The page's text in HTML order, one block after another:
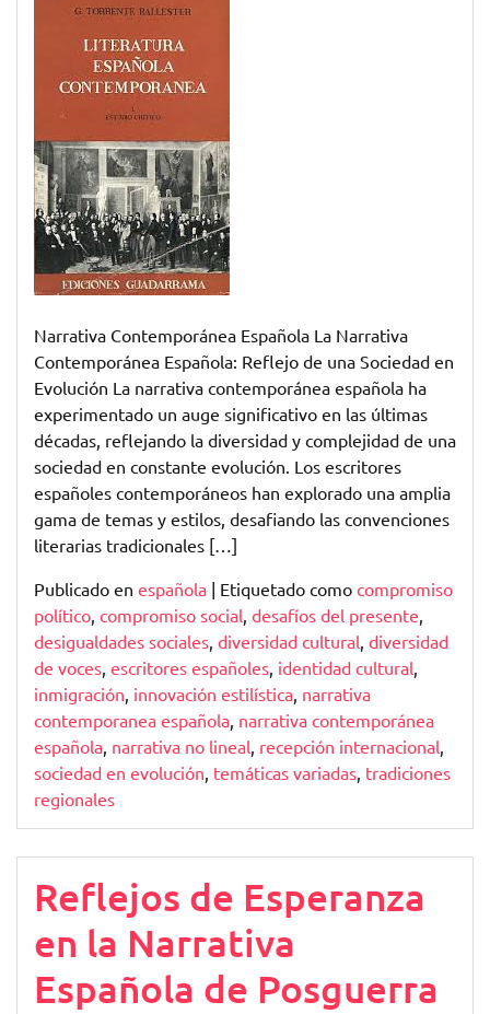
la
Diversidad
de
la
Narrativa
Contemporánea
Española
Narrativa Contemporánea Española La Narrativa
Contemporánea Española: Reflejo de una Sociedad en
Evolución La narrativa contemporánea española ha
experimentado un auge significativo en las últimas
décadas, reflejando la diversidad y complejidad de una
sociedad en constante evolución. Los escritores
españoles contemporáneos han explorado una amplia
gama de temas y estilos, desafiando las convenciones
literarias tradicionales […]
Publicado en española | Etiquetado como compromiso
político, compromiso social, desafíos del presente,
desigualdades sociales, diversidad cultural, diversidad
de voces, escritores españoles, identidad cultural,
inmigración, innovación estilística, narrativa
contemporanea española, narrativa contemporánea
española, narrativa no lineal, recepción internacional,
sociedad en evolución, temáticas variadas, tradiciones
regionales
Reflejos de Esperanza
en la Narrativa
Española de Posguerra